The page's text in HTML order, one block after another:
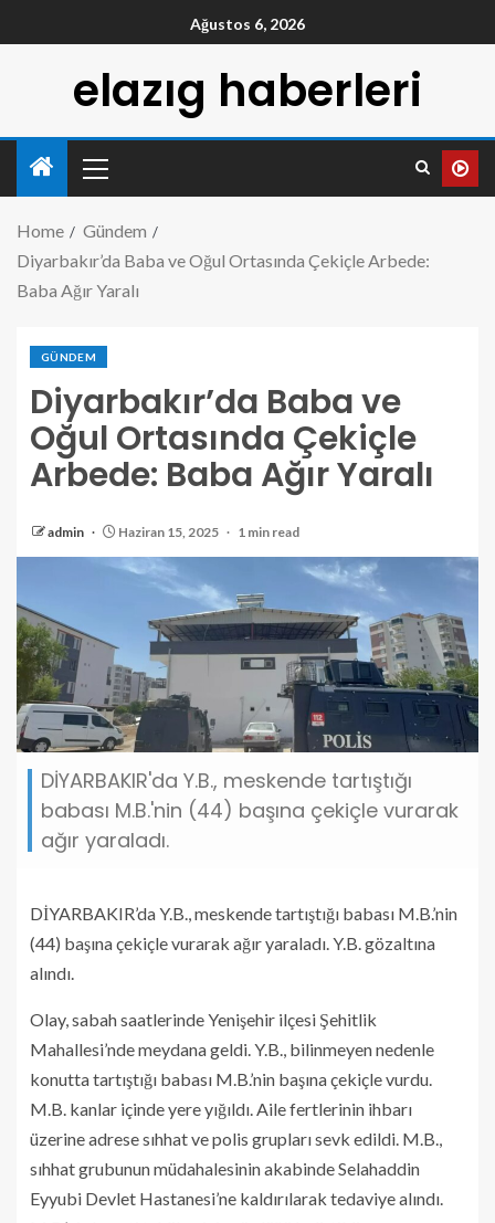
Ağustos 6, 2026
elazıg haberleri
Home
Gündem
Diyarbakır’da Baba ve Oğul Ortasında Çekiçle Arbede:
Baba Ağır Yaralı
GÜNDEM
Diyarbakır’da Baba ve
Oğul Ortasında Çekiçle
Arbede: Baba Ağır Yaralı
admin Haziran 15, 2025 1 min read
DİYARBAKIR'da Y.B., meskende tartıştığı
babası M.B.'nin (44) başına çekiçle vurarak
ağır yaraladı.
DİYARBAKIR’da Y.B., meskende tartıştığı babası M.B.’nin
(44) başına çekiçle vurarak ağır yaraladı. Y.B. gözaltına
alındı.
Olay, sabah saatlerinde Yenişehir ilçesi Şehitlik
Mahallesi’nde meydana geldi. Y.B., bilinmeyen nedenle
konutta tartıştığı babası M.B.’nin başına çekiçle vurdu.
M.B. kanlar içinde yere yığıldı. Aile fertlerinin ihbarı
üzerine adrese sıhhat ve polis grupları sevk edildi. M.B.,
sıhhat grubunun müdahalesinin akabinde Selahaddin
Eyyubi Devlet Hastanesi’ne kaldırılarak tedaviye alındı.